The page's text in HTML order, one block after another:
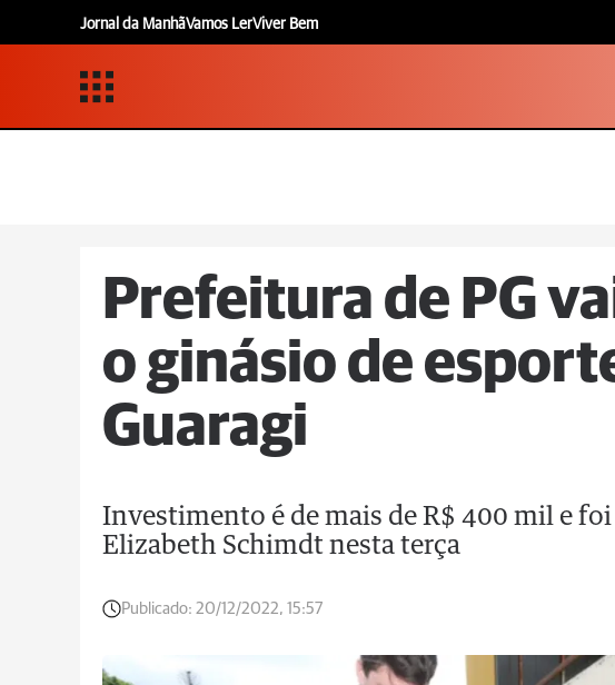
Jornal da ManhãVamos LerViver Bem
Prefeitura de PG
o ginásio de
Guaragi
Investimento é de mais de R$ 400 mil e
Elizabeth Schimdt nesta terça
Publicado: 20/12/2022, 15:57